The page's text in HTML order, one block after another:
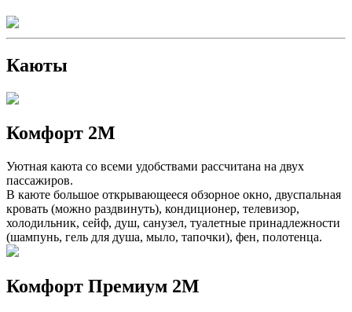
Каюты
Комфорт 2M
Уютная каюта со всеми удобствами рассчитана на двух
пассажиров.
В каюте большое открывающееся обзорное окно, двуспальная
кровать (можно раздвинуть), кондиционер, телевизор,
холодильник, сейф, душ, санузел, туалетные принадлежности
(шампунь, гель для душа, мыло, тапочки), фен, полотенца.
Комфорт Премиум 2M